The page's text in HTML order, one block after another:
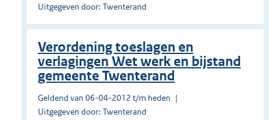
Uitgegeven door: Twenterand
Verordening toeslagen en
verlagingen Wet werk en bijstand
gemeente Twenterand
Geldend van 06-04-2012 t/m heden
Uitgegeven door: Twenterand